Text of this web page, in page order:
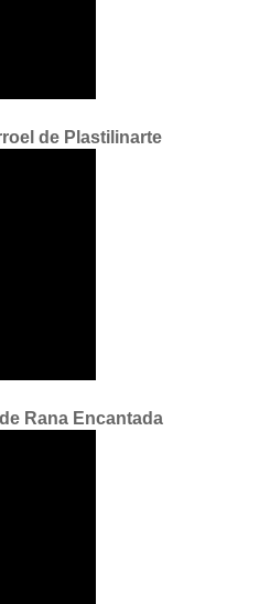
de Plastilinarte
Rana Encantada